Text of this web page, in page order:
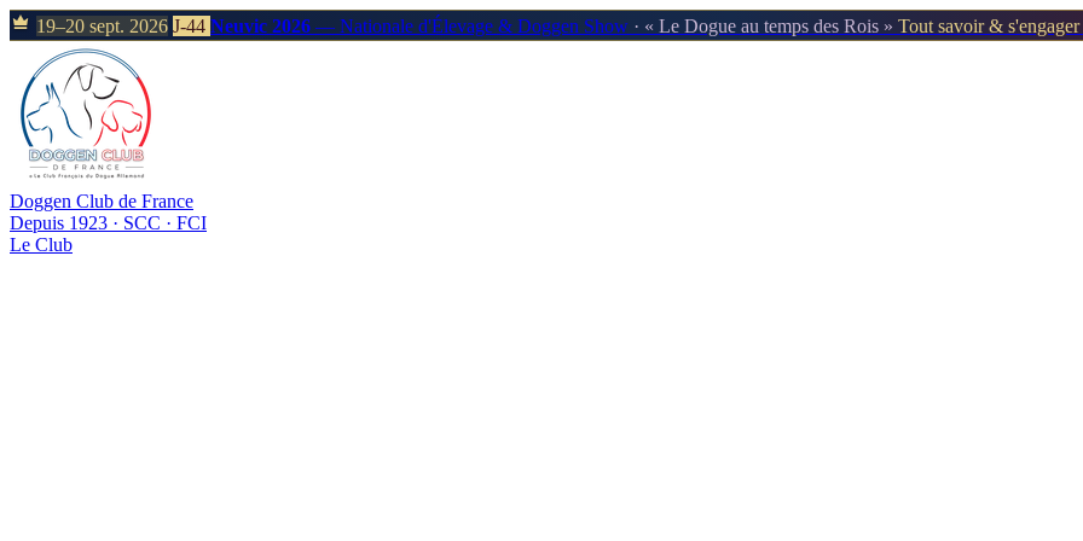
19–20 sept. 2026 J-44 Neuvic 2026 — Nationale d'Élevage & Doggen Show · « Le Dogue au temps des Rois » Tout savoir &
Doggen Club de France
Depuis 1923 · SCC · FCI
Le Club